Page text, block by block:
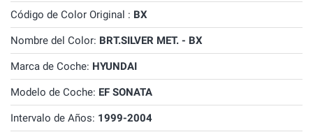
Código de Color Original : BX
Nombre del Color: BRT.SILVER MET. - BX
Marca de Coche: HYUNDAI
Modelo de Coche: EF SONATA
Intervalo de Años: 1999-2004